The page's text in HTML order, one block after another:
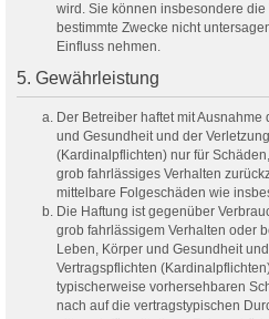
wird. Sie können insbesondere
bestimmte Zwecke nicht
Einfluss nehmen.
5. Gewährleistung
Der Betreiber haftet mit
und Gesundheit und der
(Kardinalpflichten) nur für
grob fahrlässiges Verhalten
mittelbare Folgeschäden wie
Die Haftung ist gegenüber
grob fahrlässigem Verhalten oder
Leben, Körper und Gesundheit
Vertragspflichten
typischerweise vorhersehbaren
nach auf die vertragstypischen